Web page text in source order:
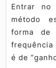
Entrar no mercado de criptomoedas sem um
método
forma de
frequência
é de